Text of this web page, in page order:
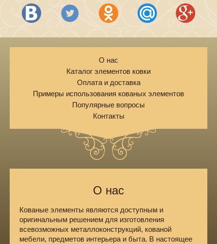
О нас
Каталог элементов ковки
Оплата и доставка
Примеры использования кованых элементов
Популярные вопросы
Контакты
О нас
Кованые элементы являются доступным и
оригинальным решением для изготовления
всевозможных металлоконструкций, кованой
мебели, предметов интерьера и быта. В настоящее